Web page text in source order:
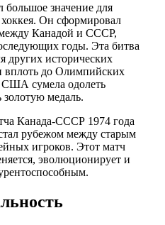
значение для
Он сформировал
Канадой и СССР,
годы. Эта битва
других исторических
вплоть до Олимпийских
США сумела одолеть
медаль.
Канада-СССР 1974 года
рубежом между старым
игроков. Этот матч
эволюционирует и